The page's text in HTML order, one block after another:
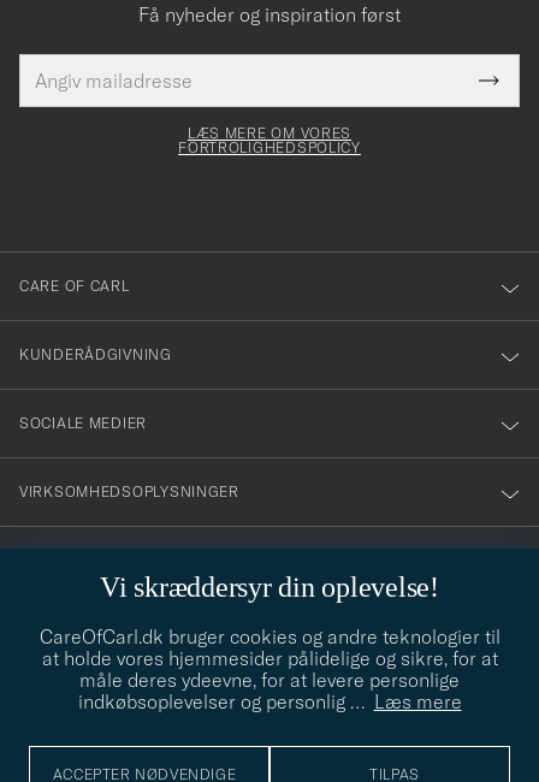
Vi skræddersyr din oplevelse!
CareOfCarl.dk bruger cookies og andre teknologier til
at holde vores hjemmesider pålidelige og sikre, for at
måle deres ydeevne, for at levere personlige
indkøbsoplevelser og personlig … Læs mere
ACCEPTER NØDVENDIGE TILPAS
Få nyheder og inspiration først
mailadresse
skal
Tack
för
dig
till
vårt
nyhetsbrev!
LÆS MERE OM VORES
FORTROLIGHEDSPOLICY
CARE OF CARL
KUNDERÅDGIVNING
SOCIALE MEDIER
VIRKSOMHEDSOPLYSNINGER
info@careofcarl.dk
Behøver du hjælp til at finde din stil? Lad os hjælpe dig, vi hjælper
gerne til!
STILRÅD